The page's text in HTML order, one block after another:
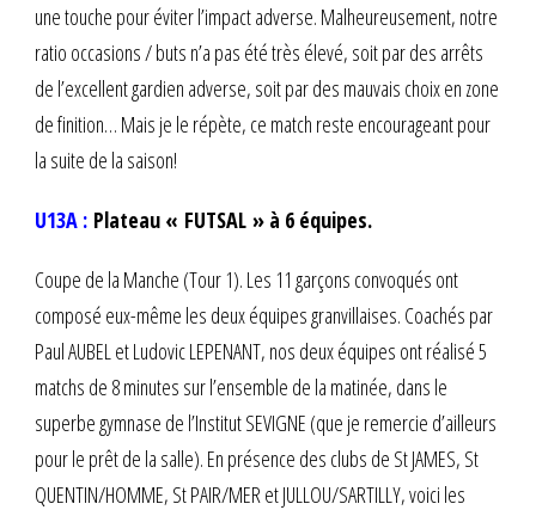
une touche pour éviter l’impact adverse. Malheureusement, notre
ratio occasions / buts n’a pas été très élevé, soit par des arrêts
de l’excellent gardien adverse, soit par des mauvais choix en zone
de finition… Mais je le répète, ce match reste encourageant pour
la suite de la saison!
U13A : Plateau « FUTSAL » à 6 équipes.
Coupe de la Manche (Tour 1). Les 11 garçons convoqués ont
composé eux-même les deux équipes granvillaises. Coachés par
Paul AUBEL et Ludovic LEPENANT, nos deux équipes ont réalisé 5
matchs de 8 minutes sur l’ensemble de la matinée, dans le
superbe gymnase de l’Institut SEVIGNE (que je remercie d’ailleurs
pour le prêt de la salle). En présence des clubs de St JAMES, St
QUENTIN/HOMME, St PAIR/MER et JULLOU/SARTILLY, voici les